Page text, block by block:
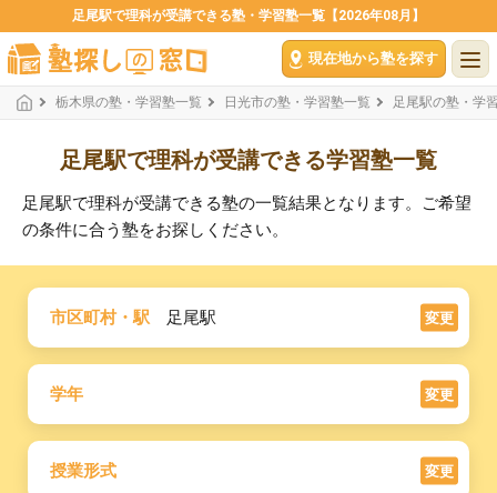
足尾駅で理科が受講できる塾・学習塾一覧【2026年08月】
現在地から塾を探す
栃木県の塾・学習塾一覧 日光市の塾・学習塾一覧 足尾駅の塾・学
足尾駅で理科が受講できる学習塾一覧
足尾駅で理科が受講できる塾の一覧結果となります。ご希望
の条件に合う塾をお探しください。
市区町村・駅 足尾駅 変更
学年 変更
授業形式 変更